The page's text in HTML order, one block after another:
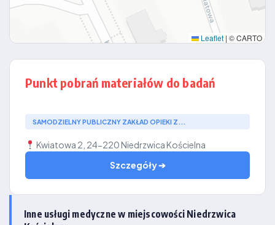
Leaflet | © CARTO
Punkt pobrań materiałów do badań
SAMODZIELNY PUBLICZNY ZAKŁAD OPIEKI Z...
Kwiatowa 2, 24-220 Niedrzwica Kościelna
Szczegóły ➔
Inne usługi medyczne w miejscowości Niedrzwica